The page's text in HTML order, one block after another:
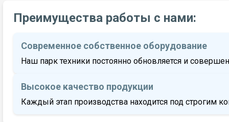
Преимущества работы с нами:
Современное собственное оборудование
Наш парк техники постоянно обновляется и
Высокое качество продукции
Каждый этап производства находится под строгим